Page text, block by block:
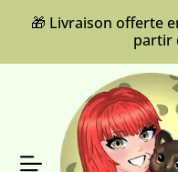
🎁 Livraison offerte
partir